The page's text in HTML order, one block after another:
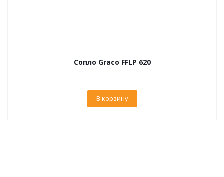
Сопло Graco FFLP 620
В корзину